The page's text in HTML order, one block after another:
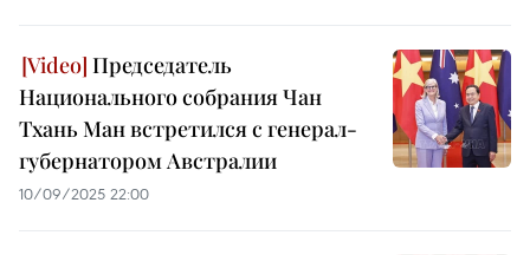
Председатель
Национального собрания Чан
Тхань Ман встретился с генерал-
губернатором Австралии
10/09/2025 22:00